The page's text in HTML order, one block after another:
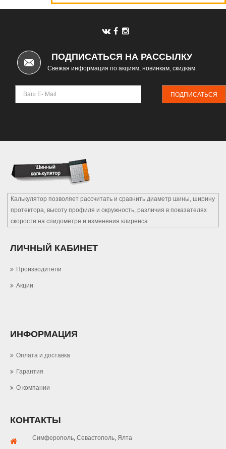
ПОДПИСАТЬСЯ НА РАССЫЛКУ
Свежая информация по акциям, новинкам, скидкам.
ПОДПИСАТЬСЯ
Калькулятор позволяет рассчитать и сравнить диаметр шины, ширину
протектора, высоту профиля и окружность, различия в показателях
скорости на спидометре и изменения клиренса
ЛИЧНЫЙ КАБИНЕТ
Производители
Акции
ИНФОРМАЦИЯ
Оплата и доставка
Гарантия
О компании
КОНТАКТЫ
Симферополь, Севастополь, Ялта